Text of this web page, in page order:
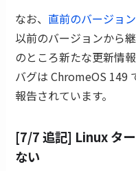
なお、 直前のバージョ
以前のバージョンから
のところ新たな更新情
バグは ChromeOS 149
報告されています。
[7/7 追記] Linux タ
ない